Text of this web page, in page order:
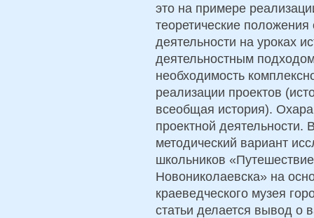
это на примере
теоретические положения
деятельности на уроках
деятельностным
необходимость
реализации проектов
всеобщая история).
проектной деятельности.
методический вариант
школьников
Новониколаевска» на
краеведческого музея
статьи делается вывод о